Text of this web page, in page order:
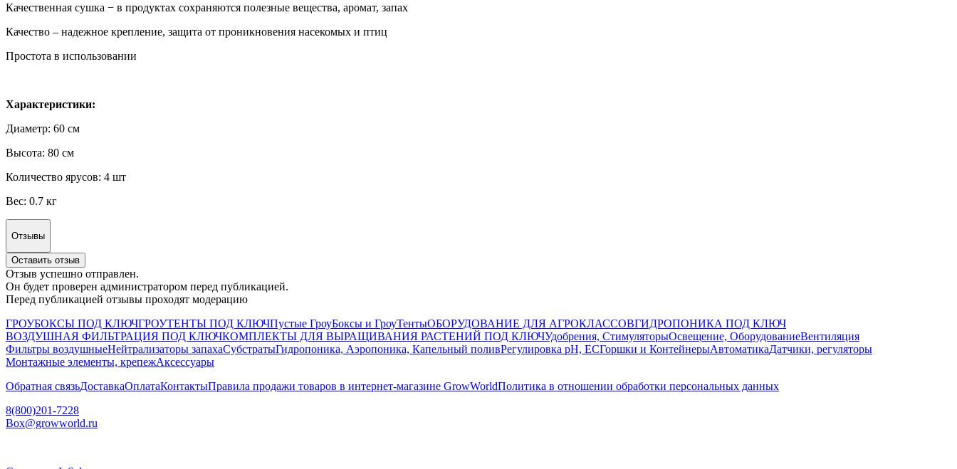
Качественная сушка − в продуктах сохраняются полезные вещества, аромат, запах
Качество – надежное крепление, защита от проникновения насекомых и птиц
Простота в использовании
Характеристики:
Диаметр: 60 см
Высота: 80 см
Количество ярусов: 4 шт
Вес: 0.7 кг
Отзывы
Оставить отзыв
Отзыв успешно отправлен.
Он будет проверен администратором перед публикацией.
Перед публикацией отзывы проходят модерацию
ГРОУБОКСЫ ПОД КЛЮЧГРОУТЕНТЫ ПОД КЛЮЧПустые ГроуБоксы и ГроуТентыОБОРУДОВАНИЕ ДЛЯ АГРОКЛАССОВГИДРОПОНИКА ПОД КЛЮЧ
ВОЗДУШНАЯ ФИЛЬТРАЦИЯ ПОД КЛЮЧКОМПЛЕКТЫ ДЛЯ ВЫРАЩИВАНИЯ РАСТЕНИЙ ПОД КЛЮЧУдобрения, СтимуляторыОсвещение, ОборудованиеВентиляция
Фильтры воздушныеНейтрализаторы запахаСубстратыГидропоника, Аэропоника, Капельный поливРегулировка pH, ECГоршки и КонтейнерыАвтоматикаДатчики, регуляторы
Монтажные элементы, крепежАксессуары
Обратная связьДоставкаОплатаКонтактыПравила продажи товаров в интернет-магазине GrowWorldПолитика в отношении обработки персональных данных
8(800)201-7228
Box@growworld.ru